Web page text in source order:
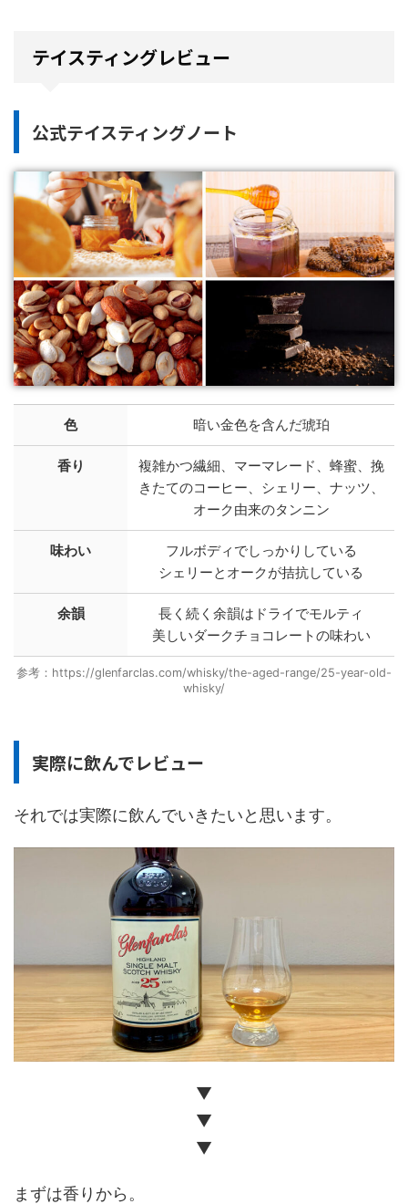
テイスティングレビュー
公式テイスティングノート
色 暗い金色を含んだ琥珀
香り
複雑かつ繊細、マーマレード、蜂蜜、挽
きたてのコーヒー、シェリー、ナッツ、
オーク由来のタンニン
味わい
フルボディでしっかりしている
シェリーとオークが拮抗している
余韻
長く続く余韻はドライでモルティ
美しいダークチョコレートの味わい
参考：https://glenfarclas.com/whisky/the-aged-range/25-year-old-
whisky/
実際に飲んでレビュー
それでは実際に飲んでいきたいと思います。
▼
▼
▼
まずは香りから。